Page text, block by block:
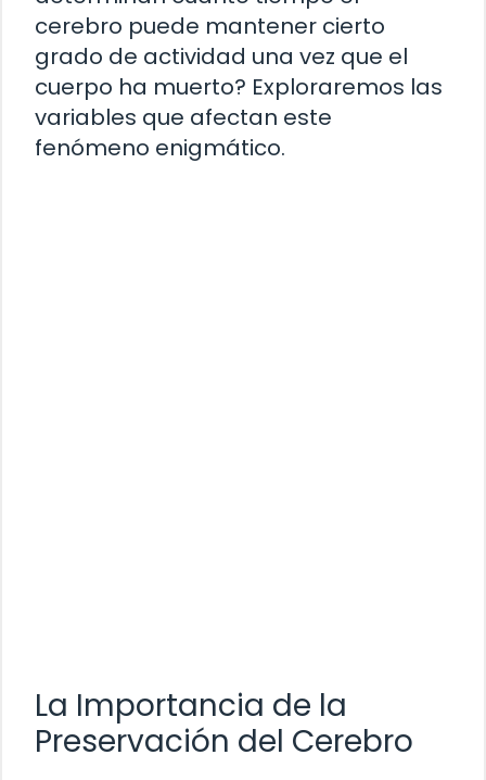
cerebro puede mantener cierto
grado de actividad una vez que el
cuerpo ha muerto? Exploraremos las
variables que afectan este
fenómeno enigmático.
La Importancia de la
Preservación del Cerebro